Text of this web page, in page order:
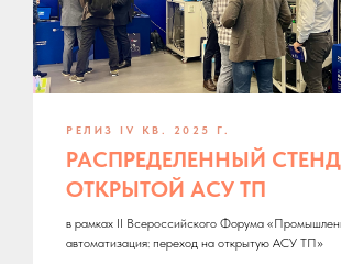
РЕЛИЗ IV КВ. 2025 Г.
РАСПРЕДЕЛЕННЫЙ СТЕНД
ОТКРЫТОЙ АСУ ТП
в рамках II Всероссийского Форума
автоматизация: переход на открытую АСУ ТП»